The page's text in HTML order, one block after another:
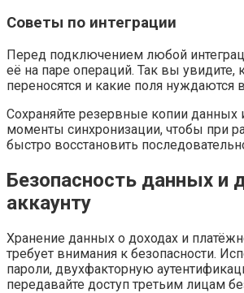
Советы по интеграции
Перед подключением любой
её на паре операций. Так вы увидите,
переносятся и какие поля нуждаются
Сохраняйте резервные копии данных
моменты синхронизации, чтобы при
быстро восстановить
Безопасность данных и
аккаунту
Хранение данных о доходах и
требует внимания к безопасности.
пароли, двухфакторную
передавайте доступ третьим лицам